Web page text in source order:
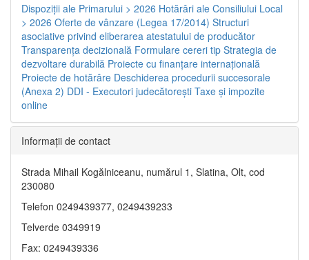
Dispoziţii ale Primarului > 2026 Hotărâri ale Consiliului Local
> 2026 Oferte de vânzare (Legea 17/2014) Structuri
asociative privind eliberarea atestatului de producător
Transparenţa decizională Formulare cereri tip Strategia de
dezvoltare durabilă Proiecte cu finanţare internaţională
Proiecte de hotărâre Deschiderea procedurii succesorale
(Anexa 2) DDI - Executori judecătorești Taxe şi impozite
online
Informaţii de contact
Strada Mihail Kogălniceanu, numărul 1, Slatina, Olt, cod
230080
Telefon 0249439377, 0249439233
Telverde 0349919
Fax: 0249439336